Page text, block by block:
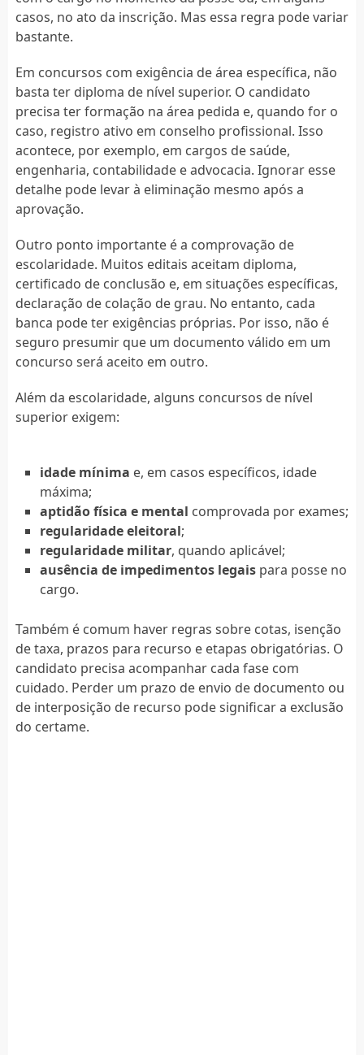
casos, no ato da inscrição. Mas essa regra pode variar
bastante.
Em concursos com exigência de área específica, não
basta ter diploma de nível superior. O candidato
precisa ter formação na área pedida e, quando for o
caso, registro ativo em conselho profissional. Isso
acontece, por exemplo, em cargos de saúde,
engenharia, contabilidade e advocacia. Ignorar esse
detalhe pode levar à eliminação mesmo após a
aprovação.
Outro ponto importante é a comprovação de
escolaridade. Muitos editais aceitam diploma,
certificado de conclusão e, em situações específicas,
declaração de colação de grau. No entanto, cada
banca pode ter exigências próprias. Por isso, não é
seguro presumir que um documento válido em um
concurso será aceito em outro.
Além da escolaridade, alguns concursos de nível
superior exigem:
idade mínima e, em casos específicos, idade
máxima;
aptidão física e mental comprovada por exames;
regularidade eleitoral;
regularidade militar, quando aplicável;
ausência de impedimentos legaispara posse no
cargo.
Também é comum haver regras sobre cotas, isenção
de taxa, prazos para recurso e etapas obrigatórias. O
candidato precisa acompanhar cada fase com
cuidado. Perder um prazo de envio de documento ou
de interposição de recurso pode significar a exclusão
do certame.